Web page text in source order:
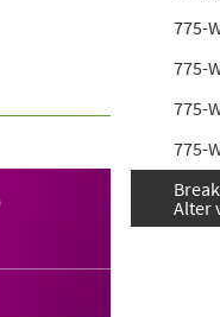
775-
775-
775-
775-
Alter